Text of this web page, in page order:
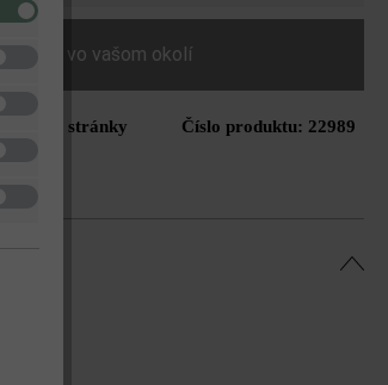
vo vašom okolí
Tlač stránky Číslo produktu: 22989